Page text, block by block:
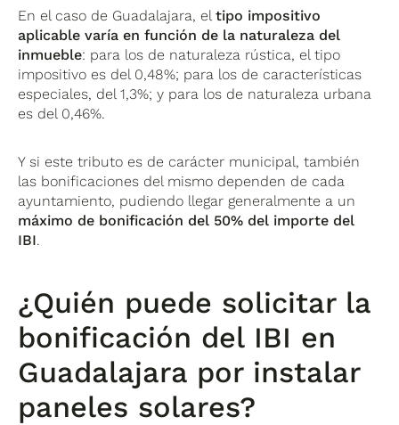
En el caso de Guadalajara, eltipo impositivo
aplicable varía en función de la naturaleza del
inmueble: para los de naturaleza rústica, el tipo
impositivo es del 0,48%; para los de características
especiales, del 1,3%; y para los de naturaleza urbana
es del 0,46%.
Y si este tributo es de carácter municipal, también
las bonificaciones del mismo dependen de cada
ayuntamiento, pudiendo llegar generalmente a un
máximo de bonificación del 50% del importe del
IBI.
¿Quién puede solicitar la
bonificación del IBI en
Guadalajara por instalar
paneles solares?